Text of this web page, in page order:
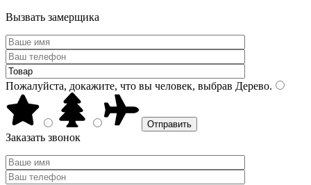
Вызвать замерщика
Пожалуйста, докажите, что вы человек, выбрав Дерево.
Заказать звонок